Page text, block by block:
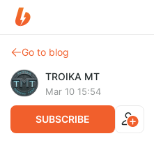
Go to blog
TROIKA MT
Mar 10 15:54
SUBSCRIBE